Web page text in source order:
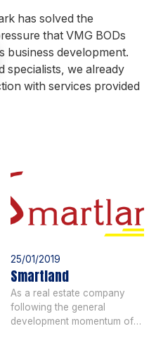
has solved the
that VMG BODs
business development.
specialists, we already
with services provided
25/01/2019
Smartland
As a real estate company
following the general
development momentum of